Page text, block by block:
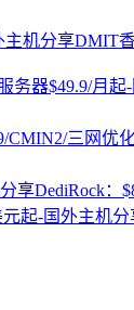
DMIT
DediRock：